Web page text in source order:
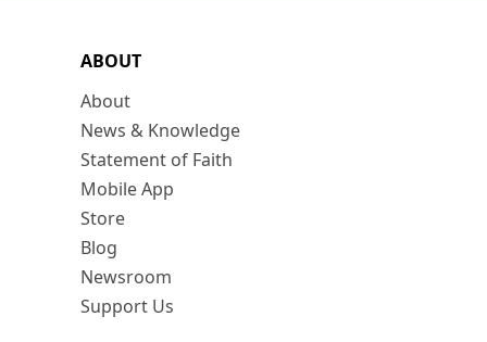
ABOUT
About
News & Knowledge
Statement of Faith
Mobile App
Store
Blog
Newsroom
Support Us